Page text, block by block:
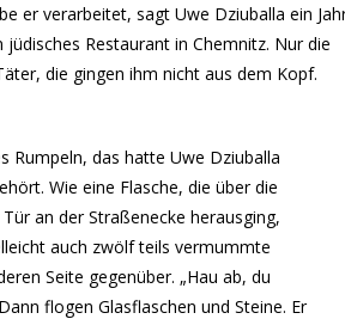
er verarbeitet, sagt Uwe Dziuballa ein
Restaurant in Chemnitz. Nur die
die gingen ihm nicht aus dem Kopf.
Rumpeln, das hatte Uwe Dziuballa
Wie eine Flasche, die über die
an der Straßenecke herausging,
auch zwölf teils vermummte
Seite gegenüber. „Hau ab, du
flogen Glasflaschen und Steine. Er